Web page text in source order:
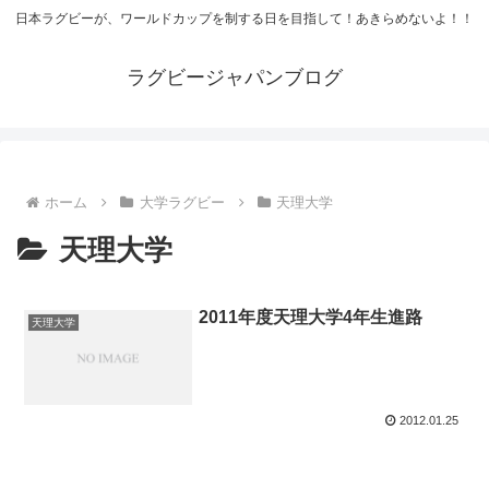
日本ラグビーが、ワールドカップを制する日を目指して！あきらめないよ！！
ラグビージャパンブログ
ホーム 大学ラグビー 天理大学
天理大学
天理大学 2011年度天理大学4年生進路
2012.01.25